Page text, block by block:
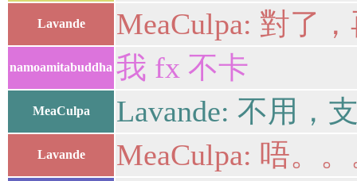
Lavande MeaCulpa: 對了
namoamitabuddha 我 fx 不卡
MeaCulpa Lavande: 不用，
Lavande MeaCulpa: 唔。